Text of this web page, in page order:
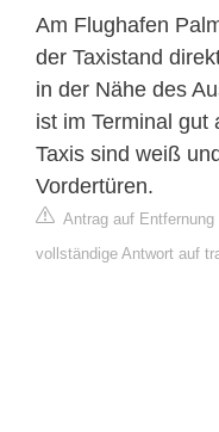
Am Flughafen
der Taxistand
in der Nähe des
ist im Terminal gut
Taxis sind weiß
Vordertüren.
Antrag auf Entfernung
vollständige Antwort auf